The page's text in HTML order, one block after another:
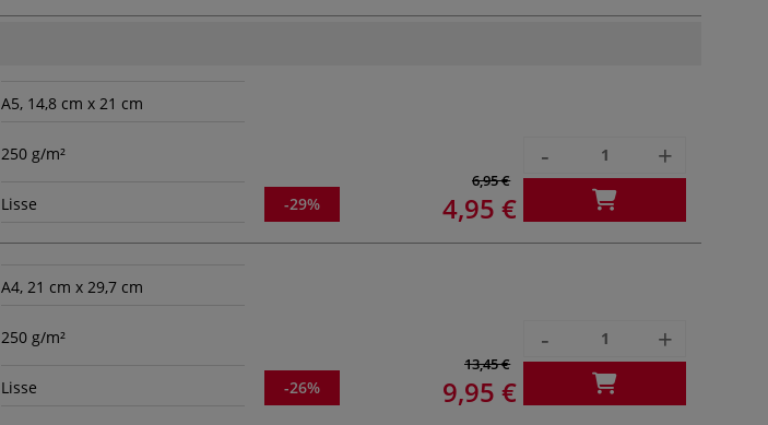
A5, 14,8 cm x 21 cm
250 g/m²
Lisse
6,95 €
4,95 €
-29%
- +
A4, 21 cm x 29,7 cm
250 g/m²
Lisse
13,45 €
9,95 €
-26%
- +